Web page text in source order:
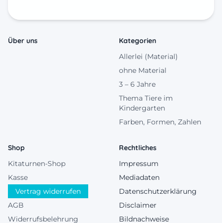
Über uns
Kategorien
Allerlei (Material)
ohne Material
3 – 6 Jahre
Thema Tiere im
Kindergarten
Farben, Formen, Zahlen
Shop
Kitaturnen-Shop
Kasse
Vertrag widerrufen
AGB
Widerrufsbelehrung
Rechtliches
Impressum
Mediadaten
Datenschutzerklärung
Disclaimer
Bildnachweise